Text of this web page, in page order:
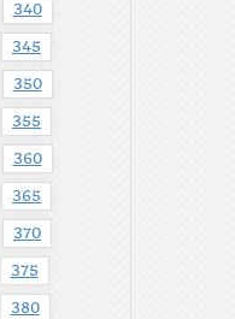
340
345
350
355
360
365
370
375
380